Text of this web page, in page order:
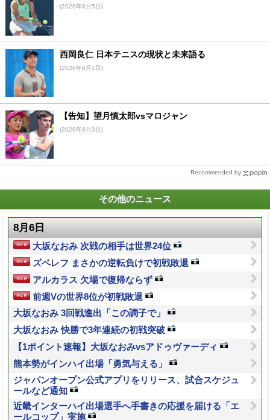
(2026年8月5日)
西岡良仁 日本テニスの現状と未来語る
(2026年8月1日)
【告知】望月慎太郎vsマロジャン
(2026年8月3日)
Recommended by
その他のニュース
8月6日
大坂なおみ 次戦の相手は世界24位
ズベレフ まさかの逆転負けで初戦敗退
アルカラス 欠場で復帰ならず
前週Vの世界8位が初戦敗退
大坂なおみ 3回戦進出「この調子で」
大坂なおみ 快勝で3年連続の初戦突破
【1ポイント速報】大坂なおみvsアドゥヴァーディ
熊本勢がインハイ出場「勇気与える」
ジャパンオープン公式アプリをリリース、試合スケジュ
ールなど通知
近畿インターハイ出場選手へ手書きの応援を届ける「エ
ールコップ」実施